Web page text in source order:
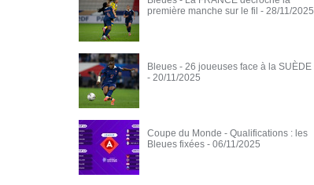
première manche sur le fil - 28/11/2025
Bleues - 26 joueuses face à la SUÈDE
- 20/11/2025
Coupe du Monde - Qualifications : les
Bleues fixées - 06/11/2025